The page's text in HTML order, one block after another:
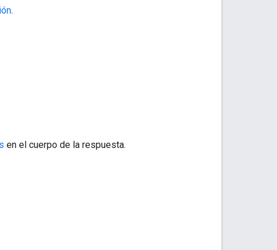
.
en el cuerpo de la respuesta.